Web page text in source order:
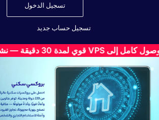
تسجيل الدخول
تسجيل حساب جديد